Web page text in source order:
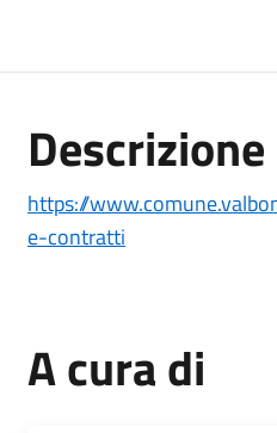
Descrizione
https://
e-contratti
A cura di